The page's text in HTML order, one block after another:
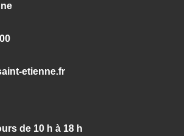
etienne.fr
de 10 h à 18 h